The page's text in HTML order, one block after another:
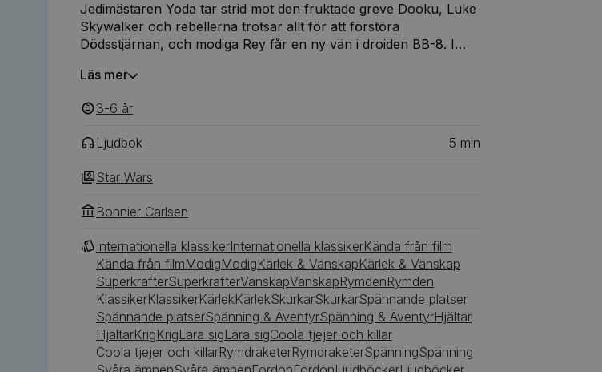
Jedimästaren Yoda tar strid mot den fruktade greve Dooku, Luke
Skywalker och rebellerna trotsar allt för att förstöra
Dödsstjärnan, och modiga Rey får en ny vän i droiden BB-8. I
Wader, Obi-Wan Kenobi, Yoda och många andra favorithjältar.
Läs mer
3-6 ‎‎ år
Ljudbok 5 min
Star Wars
Bonnier Carlsen
Internationella klassikerInternationella klassikerKända från film
Kända från filmModigModigKärlek & VänskapKärlek & Vänskap
SuperkrafterSuperkrafterVänskapVänskapRymdenRymden
KlassikerKlassikerKärlekKärlekSkurkarSkurkarSpännande platser
Spännande platserSpänning & ÄventyrSpänning & ÄventyrHjältar
HjältarKrigKrigLära sigLära sigCoola tjejer och killar
Coola tjejer och killarRymdraketerRymdraketerSpänningSpänning